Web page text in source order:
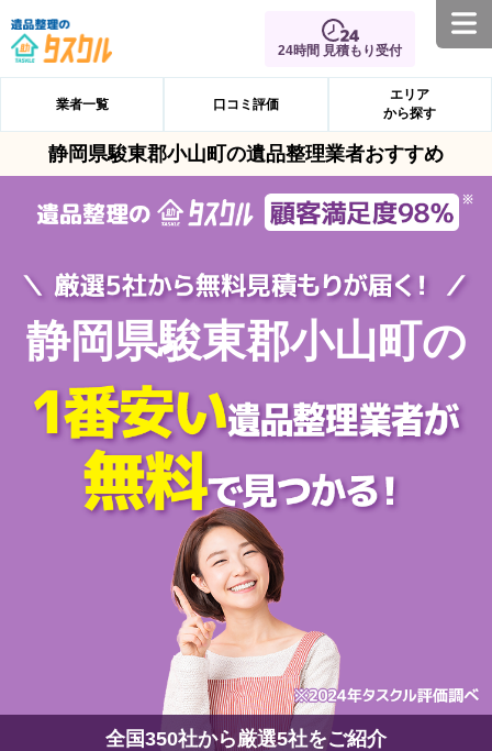
24時間 見積もり受付
業者一覧 口コミ評価
エリア
から探す
静岡県駿東郡小山町の遺品整理業者おすすめ
静岡県駿東郡小山町の
全国350社から厳選5社をご紹介